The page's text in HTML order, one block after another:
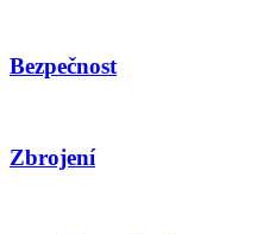
Bezpečnost
Zbrojení